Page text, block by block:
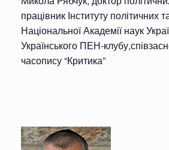
працівник Інституту політичних
Національної Академії наук
Українського ПЕН-
часопису “Критика”